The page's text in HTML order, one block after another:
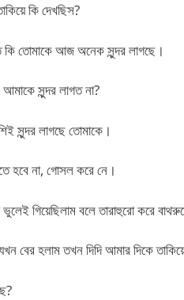
কি দেখছিস?
কি তোমাকে আজ অনেক সুন্দর লাগছে।
সুন্দর লাগত না?
সুন্দর লাগছে তোমাকে।
হবে না, গোসল করে নে।
গিয়েছিলাম বলে তারাহুরো করে
বের হলাম তখন দিদি আমার দিকে